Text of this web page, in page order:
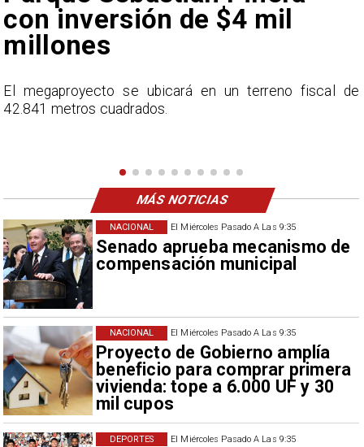
El Miércoles Pasado A Las 9:35
Senado aprueba mecanismo de
compensación municipal
NACIONAL
El Miércoles Pasado A Las 9:35
Proyecto de Gobierno amplía
beneficio para comprar primera
vivienda: tope a 6.000 UF y 30
mil cupos
NACIONAL
El Miércoles Pasado A Las 9:35
DEPORTES
Vozinha
En el programa ESPN F90 Chile, Claudio Bravo ofrece
una visión más moderada sobre las expectativas del
MÁS NOTICIAS